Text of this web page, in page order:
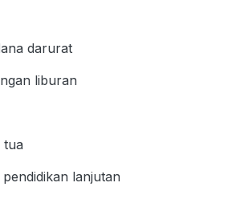
darurat
liburan
tua
lanjutan